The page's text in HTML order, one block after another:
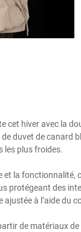
cet hiver avec la
de duvet de
les plus froides.
et la fonctionnalité,
protégeant des
ajustée à l’aide du
de matériaux